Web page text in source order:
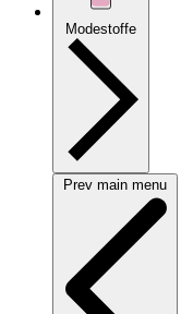
Modestoffe
Prev main menu